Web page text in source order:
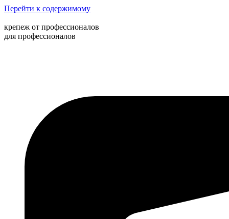
Перейти к содержимому
крепеж от профессионалов
для профессионалов